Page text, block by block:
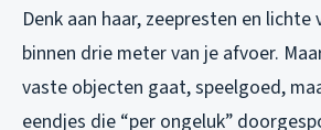
Denk aan haar, zeepresten en
binnen drie meter van je afvoer.
vaste objecten gaat, speelgoed,
eendjes die “per ongeluk”